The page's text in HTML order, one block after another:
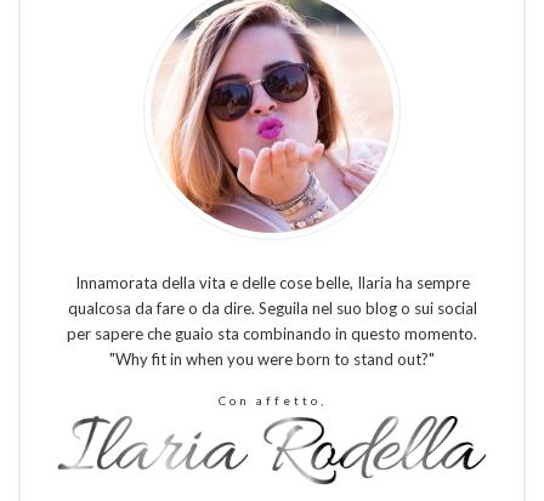
Innamorata della vita e delle cose belle, Ilaria ha sempre
qualcosa da fare o da dire. Seguila nel suo blog o sui social
per sapere che guaio sta combinando in questo momento.
"Why fit in when you were born to stand out?"
Con affetto,